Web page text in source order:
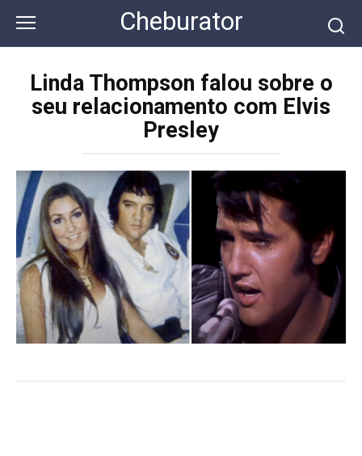
контенту
Cheburator
Linda Thompson falou sobre o
seu relacionamento com Elvis
Presley